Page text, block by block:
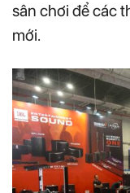
sân chơi để các
mới.